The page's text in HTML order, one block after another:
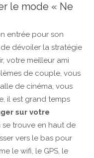
le mode « Ne
entrée pour son
dévoiler la stratégie
votre meilleur ami
de couple, vous
de cinéma, vous
il est grand temps
sur votre
se trouve en haut de
vers le bas pour
le wifi, le GPS, le